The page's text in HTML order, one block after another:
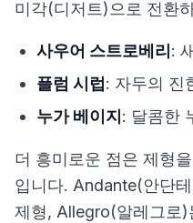
미각(디저트)으로 전환
사우어 스트로베리 :
플럼 시럽 : 자두의 진
누가 베이지 : 달콤한
더 흥미로운 점은 제형을
입니다. Andante(안단
제형, Allegro(알레그로